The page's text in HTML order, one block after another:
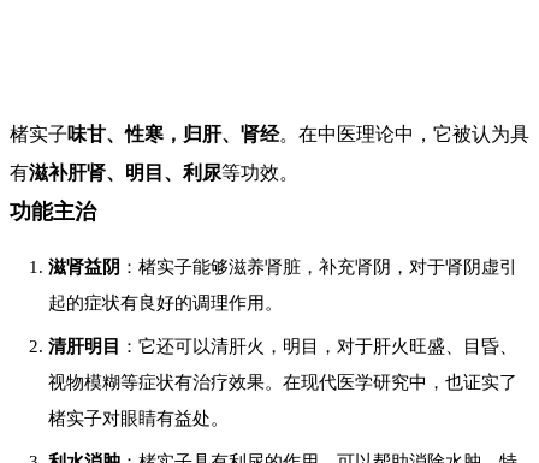
楮实子味甘、性寒，归肝、肾经。在中医理论中，它被认为具
有滋补肝肾、明目、利尿等功效。
功能主治
滋肾益阴 ：楮实子能够滋养肾脏，补充肾阴，对于肾阴虚引
起的症状有良好的调理作用。
清肝明目
：它还可以清肝火，明目，对于肝火旺盛、目昏、
视物模糊等症状有治疗效果。在现代医学研究中，也证实了
楮实子对眼睛有益处。